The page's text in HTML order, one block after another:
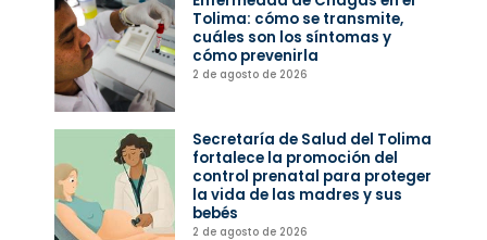
Tolima: cómo se transmite,
cuáles son los síntomas y
cómo prevenirla
2 de agosto de 2026
Secretaría de Salud del Tolima
fortalece la promoción del
control prenatal para proteger
la vida de las madres y sus
bebés
2 de agosto de 2026